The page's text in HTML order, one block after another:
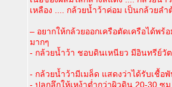
เหลือง .... กล้วยน้ำว้าค่อม เป็นกล้วยล
– อยากให้กล้วยออกเครือตัดเครือได้พ
มากๆ
- กล้วยน้ำว้า ชอบดินเหนียว มีอินทรีย์วั
- กล้วยน้ำว้ามีเมล็ด แสดงว่าได้รับเชื้
- ปลูกลึกให้เหง้าต่ำกว่าผิวดิน 20-30 ซ